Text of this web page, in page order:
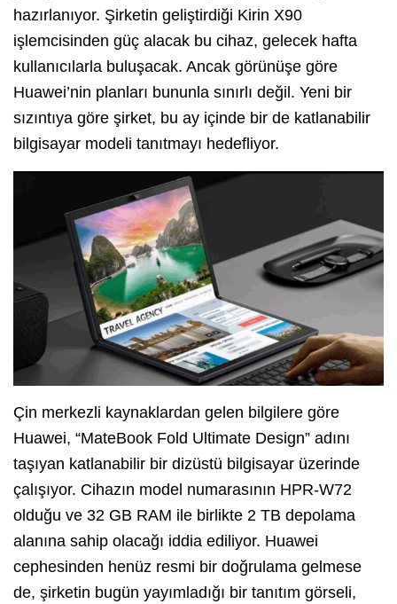
hazırlanıyor. Şirketin geliştirdiği Kirin X90
işlemcisinden güç alacak bu cihaz, gelecek hafta
kullanıcılarla buluşacak. Ancak görünüşe göre
Huawei’nin planları bununla sınırlı değil. Yeni bir
sızıntıya göre şirket, bu ay içinde bir de katlanabilir
bilgisayar modeli tanıtmayı hedefliyor.
Çin merkezli kaynaklardan gelen bilgilere göre
Huawei, “MateBook Fold Ultimate Design” adını
taşıyan katlanabilir bir dizüstü bilgisayar üzerinde
çalışıyor. Cihazın model numarasının HPR-W72
olduğu ve 32 GB RAM ile birlikte 2 TB depolama
alanına sahip olacağı iddia ediliyor. Huawei
cephesinden henüz resmi bir doğrulama gelmese
de, şirketin bugün yayımladığı bir tanıtım görseli,